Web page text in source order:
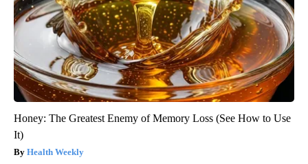
Honey: The Greatest Enemy of Memory Loss (See How to Use
It)
Health Weekly